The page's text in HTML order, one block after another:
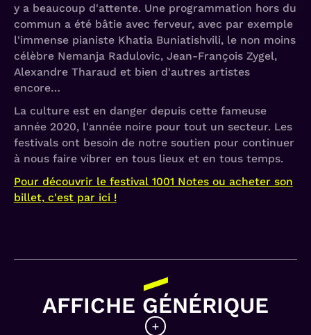
y a beaucoup d'attente. Une programmation hors du
commun a été bâtie avec ferveur, avec par exemple
l'immense pianiste Khatia Buniatishvili, le non moins
célèbre Nemanja Radulovic, Jean-François Zygel,
Alexandre Tharaud et bien d'autres artistes
encore…
La culture est en danger depuis cette fameuse
année 2020, l'année noire pour tout un secteur. Les
festivals ont besoin de notre soutien pour continuer
à nous faire vibrer en tous lieux et en tous temps.
Pour découvrir le festival 1001 Notes ou acheter son
billet, c'est par ici !
AFFICHE GÉNÉRIQUE